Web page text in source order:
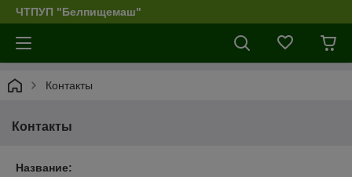
ЧТПУП "Белпищемаш"
Контакты
Контакты
Название: